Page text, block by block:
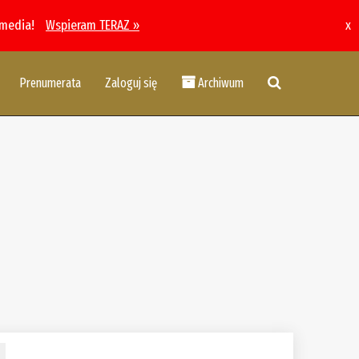
Wspieram TERAZ » x
Prenumerata Zaloguj się Archiwum